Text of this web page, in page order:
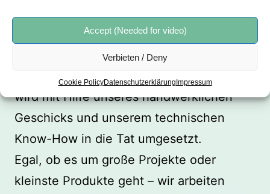
Accept (Needed for video)
Verbieten / Deny
Cookie PolicyDatenschutzerklärung Impressum
Aus Theorie wird Praxis.
Was in der Planungsphase entworfen
wurde, bekommt nun Hand und Fuß und
wird mit Hilfe unseres handwerklichen
Geschicks und unserem technischen
Know-How in die Tat umgesetzt.
Egal, ob es um große Projekte oder
kleinste Produkte geht – wir arbeiten